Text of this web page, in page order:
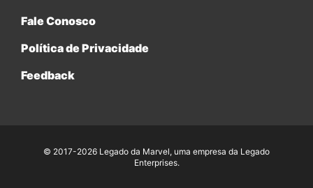
Fale Conosco
Política de Privacidade
Feedback
© 2017-2026 Legado da Marvel, uma empresa da Legado
Enterprises.